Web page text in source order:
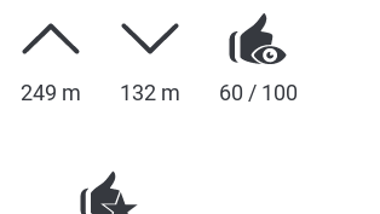
249 m 132 m 60 / 100